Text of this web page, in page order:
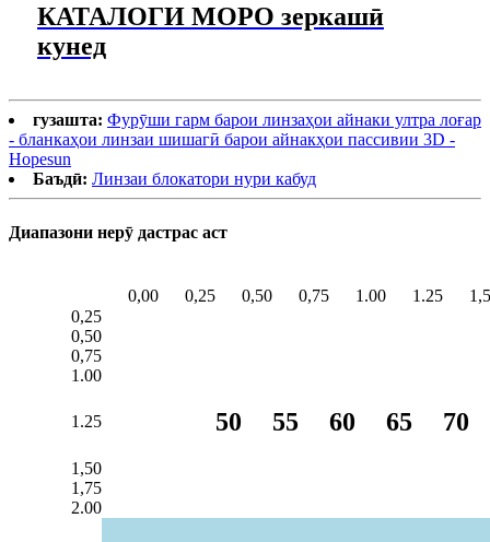
КАТАЛОГИ МОРО зеркашӣ
кунед
гузашта: Фурӯши гарм барои линзаҳои айнаки ултра лоғар
- бланкаҳои линзаи шишагӣ барои айнакҳои пассивии 3D -
Hopesun
Баъдӣ: Линзаи блокатори нури кабуд
Диапазони нерӯ дастрас аст
0,00 0,25 0,50 0,75 1.00 1.25
0,25
0,50
0,75
1.00
1.25 50 55 60 65 70
1,50
1,75
2.00